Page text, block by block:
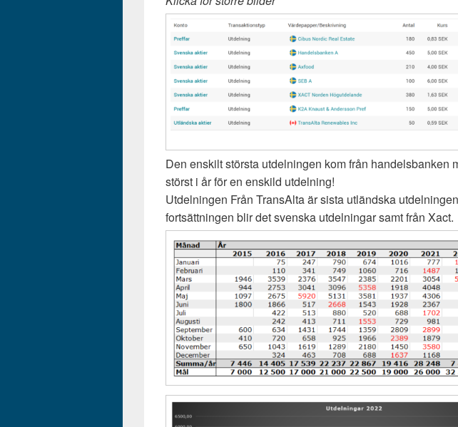
Den enskilt största utdelningen kom från handelsbanken
störst i år för en enskild utdelning!
Utdelningen Från TransAlta är sista utländska
fortsättningen blir det svenska utdelningar samt från Xact.